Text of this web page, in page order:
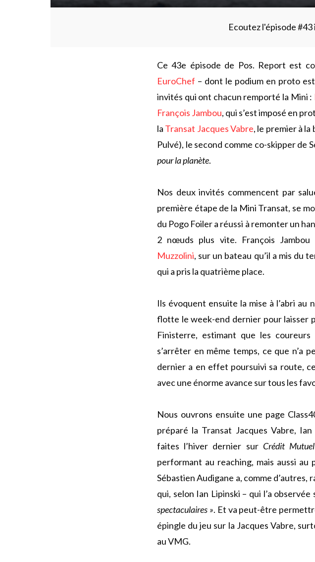
Ecoutez l'épisode #43
Ce 43e épisode de Pos. Report est
EuroChef – dont le podium en proto
invités qui ont chacun remporté la Mini :
François Jambou, qui s’est imposé en
la Transat Jacques Vabre, le premier à la
Pulvé), le second comme co-skipper de
pour la planète.
Nos deux invités commencent par
première étape de la Mini Transat, se
du Pogo Foiler a réussi à remonter un
2 nœuds plus vite. François Jambou
Muzzolini, sur un bateau qu’il a mis du
qui a pris la quatrième place.
Ils évoquent ensuite la mise à l’abri au
flotte le week-end dernier pour laisser
Finisterre, estimant que les
s’arrêter en même temps, ce que n’a
dernier a en effet poursuivi sa route,
avec une énorme avance sur tous les
Nous ouvrons ensuite une page
préparé la Transat Jacques Vabre,
faites l’hiver dernier sur Crédit Mutuel
performant au reaching, mais aussi au
Sébastien Audigane a, comme
qui, selon Ian Lipinski – qui l’a
spectaculaires ». Et va peut-être
épingle du jeu sur la Jacques Vabre,
au VMG.